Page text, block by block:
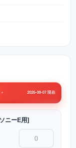
2026-08-07 現在
ニーE用]